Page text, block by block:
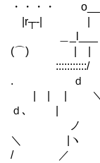
・・・
|r┬-| |
＿_l___
(⌒) | |
ゝ
. ｄ
| | |
ｄ､ |
＼ |
/